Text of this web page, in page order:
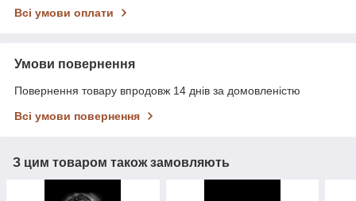
Всі умови оплати
Умови повернення
Повернення товару впродовж 14 днів за домовленістю
Всі умови повернення
З цим товаром також замовляють